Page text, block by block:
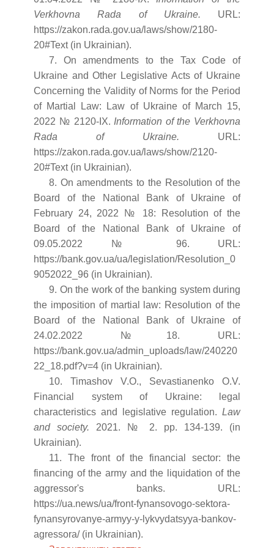
Verkhovna Rada of Ukraine. URL:
https://zakon.rada.gov.ua/laws/show/2180-
20#Text (in Ukrainian).
7. On аmendments to the Tax Code of
Ukraine and Other Legislative Acts of Ukraine
Concerning the Validity of Norms for the Period
of Martial Law: Law of Ukraine of March 15,
2022 № 2120-IX. Information of the Verkhovna
Rada of Ukraine. URL:
https://zakon.rada.gov.ua/laws/show/2120-
20#Text (in Ukrainian).
8. On amendments to the Resolution of the
Board of the National Bank of Ukraine of
February 24, 2022 № 18: Resolution of the
Board of the National Bank of Ukraine of
09.05.2022 № 96. URL:
https://bank.gov.ua/ua/legislation/Resolution_0
9052022_96 (in Ukrainian).
9. On the work of the banking system during
the imposition of martial law: Resolution of the
Board of the National Bank of Ukraine of
24.02.2022 №18. URL:
https://bank.gov.ua/admin_uploads/law/240220
22_18.pdf?v=4 (in Ukrainian).
10. Timashov V.O., Sevastianenko O.V.
Financial system of Ukraine: legal
characteristics and legislative regulation. Law
and society. 2021. № 2. pp. 134-139. (in
Ukrainian).
11. The front of the financial sector: the
financing of the army and the liquidation of the
aggressor's banks. URL:
https://ua.news/ua/front-fynansovogo-sektora-
fynansyrovanye-armyy-y-lykvydatsyya-bankov-
agressora/ (in Ukrainian).